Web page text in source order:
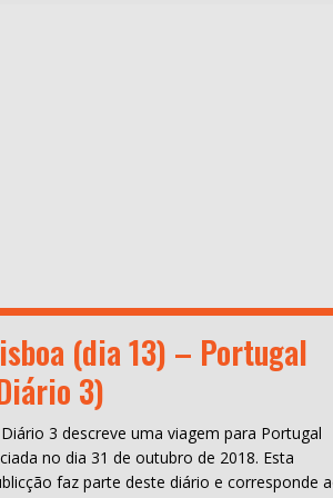
(dia 13) – Portugal
3)
3 descreve uma viagem para Portugal
no dia 31 de outubro de 2018. Esta
faz parte deste diário e corresponde